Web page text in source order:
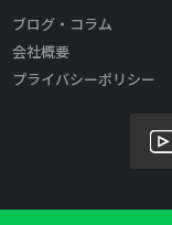
ブログ・コラム
会社概要
プライバシーポリシー